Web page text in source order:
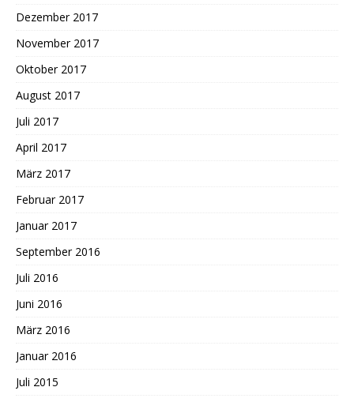
Dezember 2017
November 2017
Oktober 2017
August 2017
Juli 2017
April 2017
März 2017
Februar 2017
Januar 2017
September 2016
Juli 2016
Juni 2016
März 2016
Januar 2016
Juli 2015